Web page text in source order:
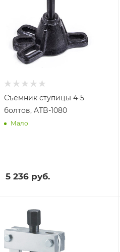
Съемник ступицы 4-5
болтов, ATB-1080
Мало
5 236 руб.